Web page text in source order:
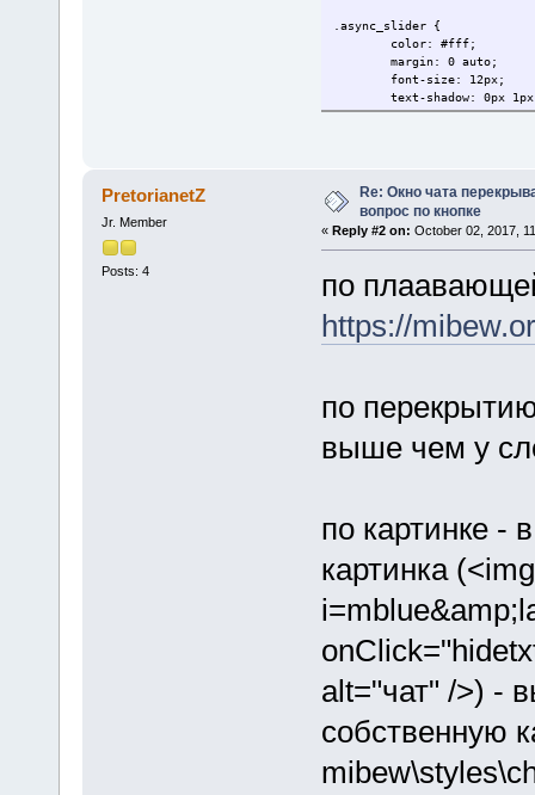
.async_slider {
color: #fff;
margin: 0 auto;
font-size: 12px;
text-shadow: 0px
position:absolute;
z-index:2;
PretorianetZ
Jr. Member
Posts: 4
Re: Окно чата
вопрос по кнопке
« Reply #2 on: October 02, 2017,
по
https://
по
выше чем у
по картинке -
картинка
alt="чат" />) -
собственную